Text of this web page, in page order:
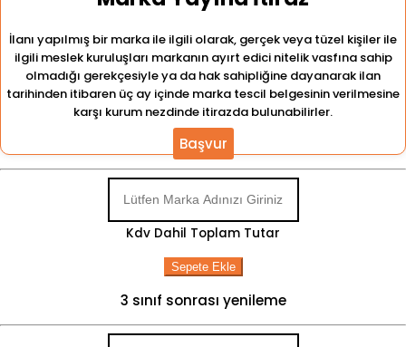
İlanı yapılmış bir marka ile ilgili olarak, gerçek veya tüzel kişiler ile
ilgili meslek kuruluşları markanın ayırt edici nitelik vasfına sahip
olmadığı gerekçesiyle ya da hak sahipliğine dayanarak ilan
tarihinden itibaren üç ay içinde marka tescil belgesinin verilmesine
karşı kurum nezdinde itirazda bulunabilirler.
Başvur
Kdv Dahil Toplam Tutar
Sepete Ekle
3 sınıf sonrası yenileme